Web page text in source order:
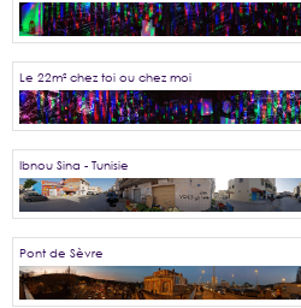
Le 22m² chez toi ou chez moi
Ibnou Sina - Tunisie
Pont de Sèvre